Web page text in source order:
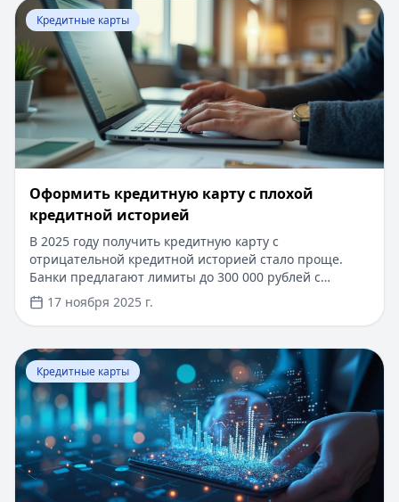
Перейти к статье: ​Оформить кредитную карту с
Кредитные карты
​Оформить кредитную карту с плохой
кредитной историей
В 2025 году получить кредитную карту с
отрицательной кредитной историей стало проще.
Банки предлагают лимиты до 300 000 рублей с
льготным периодом до 200 дней. Быстрое
рассмотрение заявки занимает от 1 до 3 дней. Для
оформления достаточно паспорта и справки о
доходах. Возможно получение карты по двум
документам без подтверждения дохода. Специальные
программы позволяют получить одобрение даже при
наличии действующих просрочек.
17 ноября 2025 г.
Перейти к статье:Что такое паи фондов?
Кредитные карты